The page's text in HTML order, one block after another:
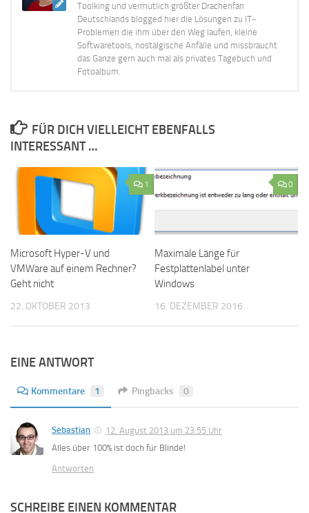
Toolking und vermutlich größter Drachenfan
Deutschlands blogged hier die Lösungen zu IT-
Problemen die ihm über den Weg laufen, kleine
Softwaretools, nostalgische Anfälle und missbraucht
das Ganze gern auch mal als privates Tagebuch und
Fotoalbum.
FÜR DICH VIELLEICHT EBENFALLS
INTERESSANT …
1
Microsoft Hyper-V und
VMWare auf einem Rechner?
Geht nicht
22. OKTOBER 2013
0
Maximale Länge für
Festplattenlabel unter
Windows
16. DEZEMBER 2016
EINE ANTWORT
Kommentare 1 Pingbacks 0
Sebastian
12. August 2013 um 23:55 Uhr
Alles über 100% ist doch für Blinde!
Antworten
SCHREIBE EINEN KOMMENTAR